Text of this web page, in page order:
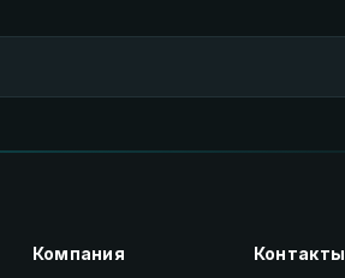
Компания Контакты